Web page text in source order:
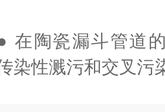
陶瓷漏斗管道的
染性溅污和交叉污